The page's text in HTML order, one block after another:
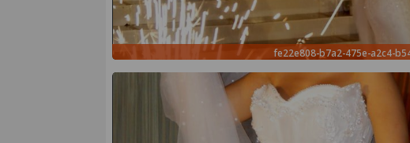
fe22e808-b7a2-475e-a2c4-